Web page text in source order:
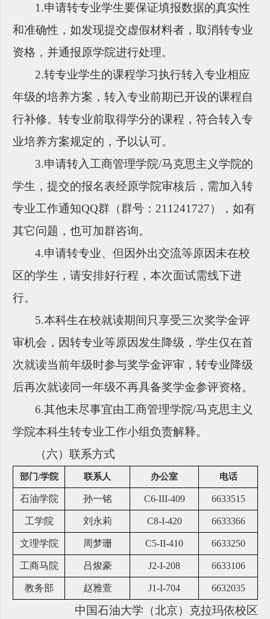
1.申请转专业学生要保证填报数据的真实性
和准确性，如发现提交虚假材料者，取消转专业
资格，并通报原学院进行处理。
2.转专业学生的课程学习执行转入专业相应
年级的培养方案，转入专业前期已开设的课程自
行补修。转专业前取得学分的课程，符合转入专
业培养方案规定的，予以认可。
3.申请转入工商管理学院/马克思主义学院的
学生，提交的报名表经原学院审核后，需加入转
专业工作通知QQ群（群号：211241727），如有
其它问题，也可加群咨询。
4.申请转专业、但因外出交流等原因未在校
区的学生，请安排好行程，本次面试需线下进
行。
5.本科生在校就读期间只享受三次奖学金评
审机会，因转专业等原因发生降级，学生仅在首
次就读当前年级时参与奖学金评审，转专业降级
后再次就读同一年级不再具备奖学金参评资格。
6.其他未尽事宜由工商管理学院/马克思主义
学院本科生转专业工作小组负责解释。
（六）联系方式
部门/学院 联系人 办公室 电话
石油学院 孙一铭 C6-III-409 6633515
工学院 刘永莉 C8-I-420 6633366
文理学院 周梦珊 C5-II-410 6633250
工商马院 吕焌豪 J2-I-208 6633106
教务部 赵雅萱 J1-I-704 6632035
中国石油大学（北京）克拉玛依校区